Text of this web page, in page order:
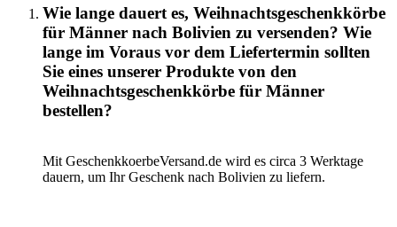
Wie lange dauert es, Weihnachtsgeschenkkörbe
für Männer nach Bolivien zu versenden? Wie
lange im Voraus vor dem Liefertermin sollten
Sie eines unserer Produkte von den
Weihnachtsgeschenkkörbe für Männer
bestellen?
Mit GeschenkkoerbeVersand.de wird es circa 3 Werktage
dauern, um Ihr Geschenk nach Bolivien zu liefern.